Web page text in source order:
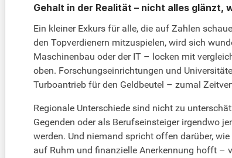
Gehalt in der Realität – nicht alles
Ein kleiner Exkurs für alle, die auf Zahlen
den Topverdienern mitzuspielen, wird sich
Maschinenbau oder der IT – locken mit
oben. Forschungseinrichtungen und
Turboantrieb für den Geldbeutel – zumal
Regionale Unterschiede sind nicht zu
Gegenden oder als Berufseinsteiger irgendwo
werden. Und niemand spricht offen darüber,
auf Ruhm und finanzielle Anerkennung hofft –